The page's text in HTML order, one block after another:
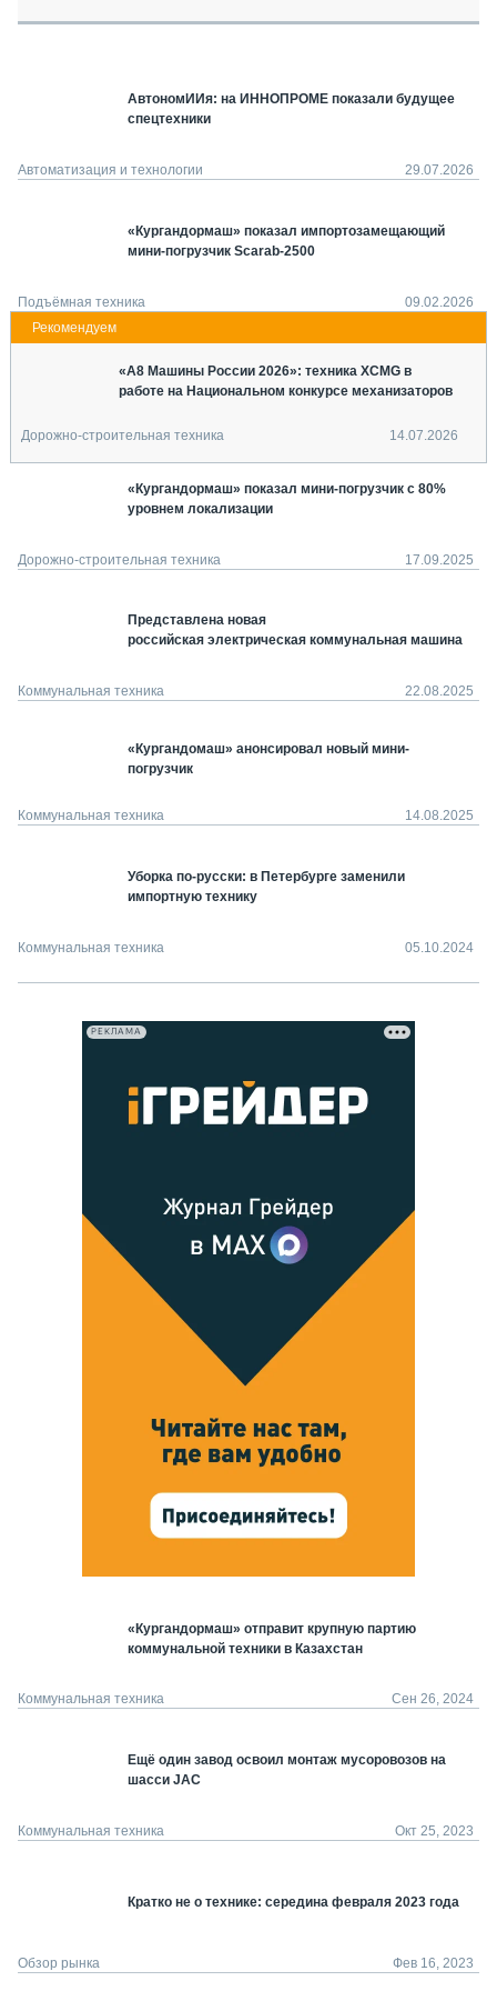
СТАТЬИ ПО КАТЕГОРИЯМ ТЕХНИКИ
АвтономИИя: на ИННОПРОМЕ показали будущее
спецтехники
Автоматизация и технологии 29.07.2026
«Кургандормаш» показал импортозамещающий
мини-погрузчик Scarab-2500
Подъёмная техника 09.02.2026
«А8 Машины России 2026»: техника XCMG в
работе на Национальном конкурсе механизаторов
Дорожно-строительная техника 14.07.2026
«Кургандормаш» показал мини-погрузчик с 80%
уровнем локализации
Дорожно-строительная техника 17.09.2025
Представлена новая
российская электрическая коммунальная машина
Коммунальная техника 22.08.2025
«Кургандомаш» анонсировал новый мини-
погрузчик
Коммунальная техника 14.08.2025
Уборка по-русски: в Петербурге заменили
импортную технику
Коммунальная техника 05.10.2024
РЕКЛАМА
«Кургандормаш» отправит крупную партию
коммунальной техники в Казахстан
Коммунальная техника Сен 26, 2024
Ещё один завод освоил монтаж мусоровозов на
шасси JAC
Коммунальная техника Окт 25, 2023
Кратко не о технике: середина февраля 2023 года
Обзор рынка Фев 16, 2023